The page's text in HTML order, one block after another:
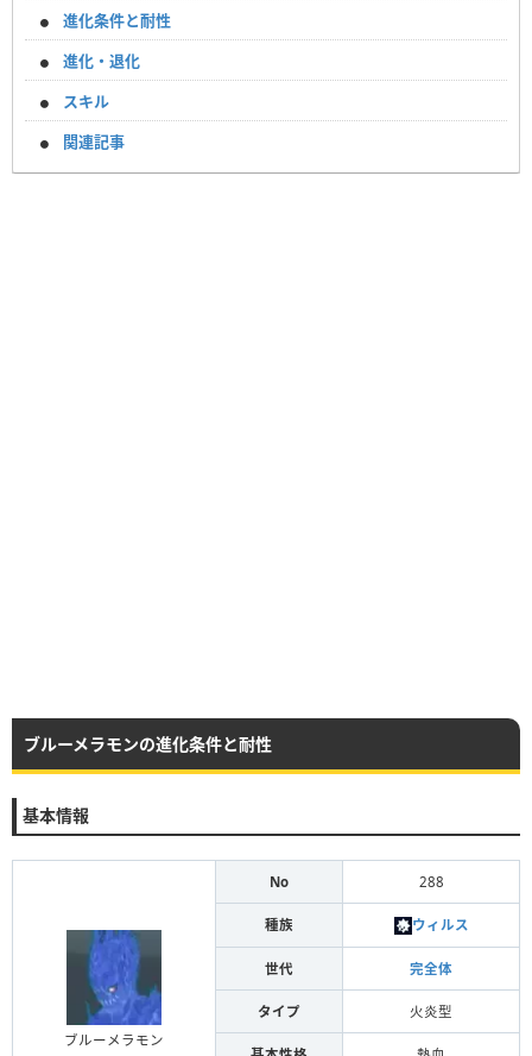
進化条件と耐性
進化・退化
スキル
関連記事
ブルーメラモンの進化条件と耐性
基本情報
ブルーメラモン
No 288
種族 ウィルス
世代 完全体
タイプ 火炎型